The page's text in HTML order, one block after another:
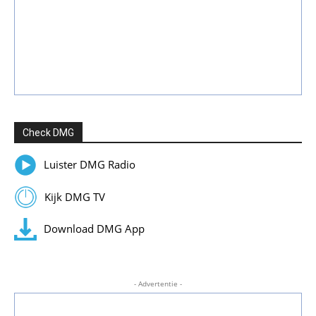
Check DMG
Luister DMG Radio
Kijk DMG TV
Download DMG App
- Advertentie -